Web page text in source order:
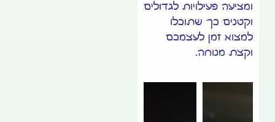
ומציעה פעילויות לגדולים
וקטנים כך שתוכלו
למצוא זמן לעצמכם
וקצת מנוחה.